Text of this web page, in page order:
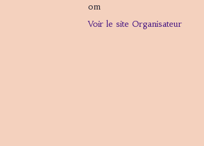
om
Voir le site Organisateur